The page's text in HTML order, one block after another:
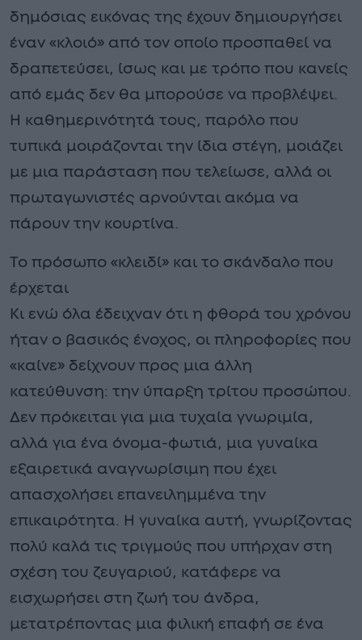
δημόσιας εικόνας της έχουν δημιουργήσει
έναν «κλοιό» από τον οποίο προσπαθεί να
δραπετεύσει, ίσως και με τρόπο που κανείς
από εμάς δεν θα μπορούσε να προβλέψει.
Η καθημερινότητά τους, παρόλο που
τυπικά μοιράζονται την ίδια στέγη, μοιάζει
με μια παράσταση που τελείωσε, αλλά οι
πρωταγωνιστές αρνούνται ακόμα να
πάρουν την κουρτίνα.
Το πρόσωπο «κλειδί» και το σκάνδαλο που
έρχεται
Κι ενώ όλα έδειχναν ότι η φθορά του χρόνου
ήταν ο βασικός ένοχος, οι πληροφορίες που
«καίνε» δείχνουν προς μια άλλη
κατεύθυνση: την ύπαρξη τρίτου προσώπου.
Δεν πρόκειται για μια τυχαία γνωριμία,
αλλά για ένα όνομα-φωτιά, μια γυναίκα
εξαιρετικά αναγνωρίσιμη που έχει
απασχολήσει επανειλημμένα την
επικαιρότητα. Η γυναίκα αυτή, γνωρίζοντας
πολύ καλά τις τριγμούς που υπήρχαν στη
σχέση του ζευγαριού, κατάφερε να
εισχωρήσει στη ζωή του άνδρα,
μετατρέποντας μια φιλική επαφή σε ένα